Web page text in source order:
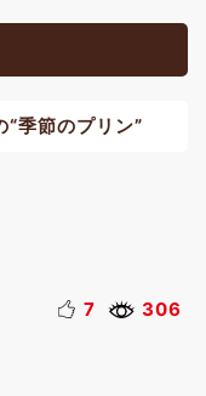
季節のプリン”
7 306